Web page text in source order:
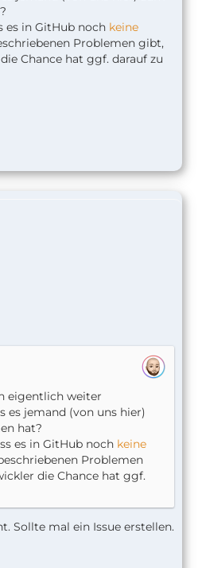
es in GitHub noch keine
Problemen gibt,
Chance hat ggf. darauf zu
eigentlich weiter
es jemand (von uns hier)
hat?
es in GitHub noch keine
Problemen
die Chance hat ggf.
Sollte mal ein Issue erstellen.